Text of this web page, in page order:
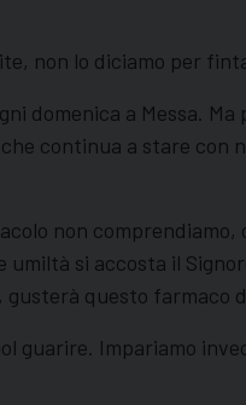
non lo diciamo per
domenica a Messa.
continua a stare con
non
si accosta il
gusterà questo farmaco
guarire. Impariamo